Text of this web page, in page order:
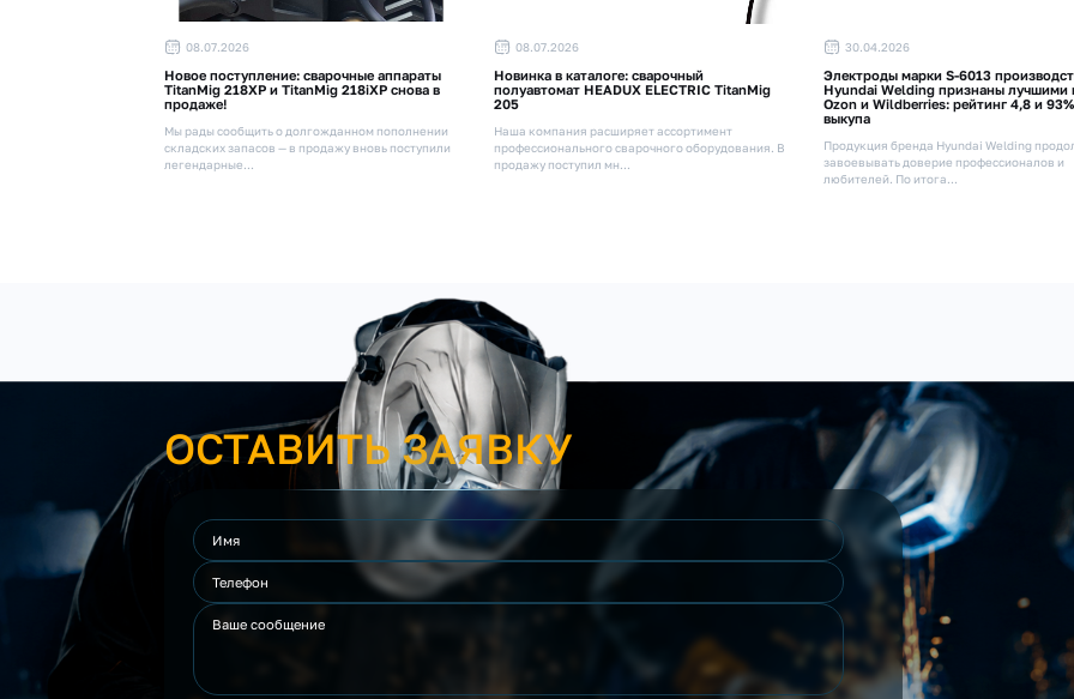
08.07.2026
Новое поступление: сварочные аппараты
TitanMig 218XP и TitanMig 218iXP снова в
продаже!
Мы рады сообщить о долгожданном пополнении
складских запасов — в продажу вновь поступили
легендарные...
08.07.2026
Новинка в каталоге: сварочный
полуавтомат HEADUX ELECTRIC TitanMig
205
Наша компания расширяет ассортимент
профессионального сварочного оборудования. В
продажу поступил мн...
30.04.2026
Электроды марки S-6013
Hyundai Welding признаны лучшими
Ozon и Wildberries: рейтинг 4,8 и 93%
выкупа
Продукция бренда Hyundai Welding
завоевывать доверие профессионалов и
любителей. По итога...
ОСТАВИТЬ ЗАЯВКУ